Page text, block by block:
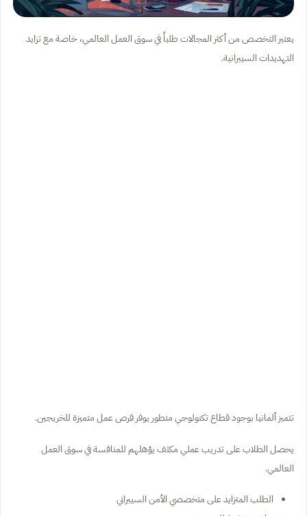
يعتبر التخصص من أكثر المجالات طلباً في سوق العمل العالمي، خاصة مع تزايد
التهديدات السيبرانية.
تتميز ألمانيا بوجود قطاع تكنولوجي متطور يوفر فرص عمل متميزة للخريجين.
يحصل الطلاب على تدريب عملي مكثف يؤهلهم للمنافسة في سوق العمل
العالمي.
الطلب المتزايد على متخصصي الأمن السيبراني